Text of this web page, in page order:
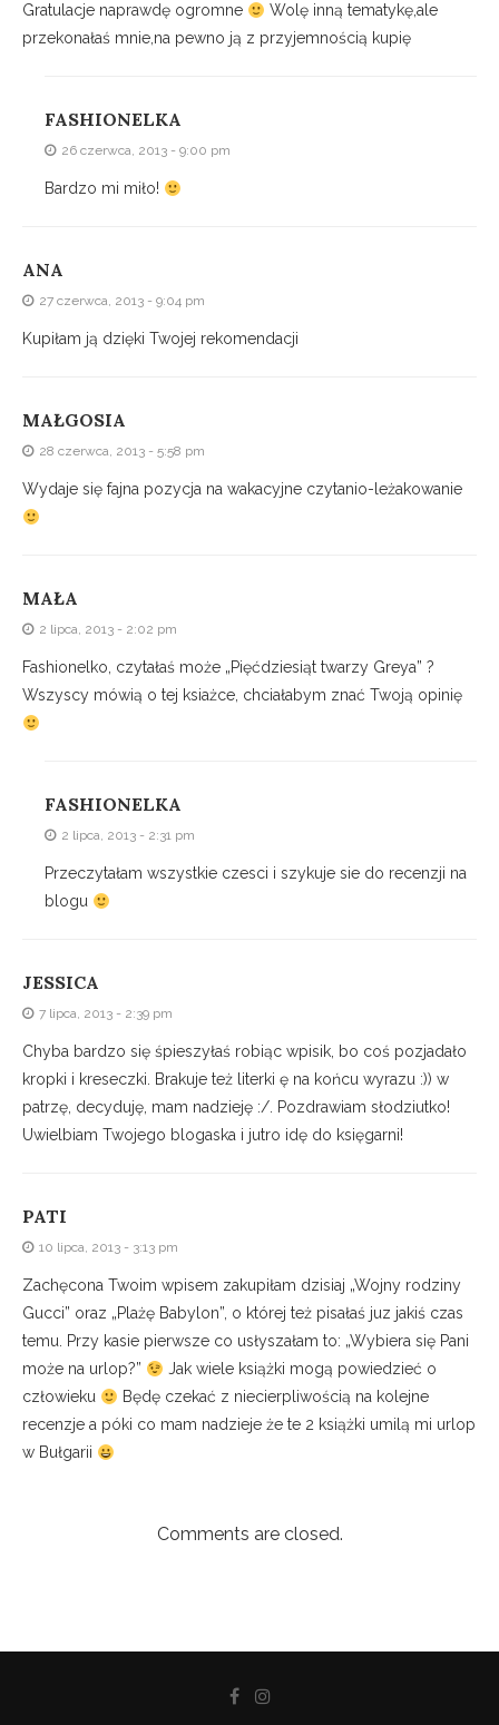
Gratulacje naprawdę ogromne
Wolę inną tematykę,ale
przekonałaś mnie,na pewno ją z przyjemnością kupię
FASHIONELKA
26 czerwca, 2013 - 9:00 pm
Bardzo mi miło!
ANA
27 czerwca, 2013 - 9:04 pm
Kupiłam ją dzięki Twojej rekomendacji
MAŁGOSIA
28 czerwca, 2013 - 5:58 pm
Wydaje się fajna pozycja na wakacyjne czytanio-leżakowanie
MAŁA
2 lipca, 2013 - 2:02 pm
Fashionelko, czytałaś może „Pięćdziesiąt twarzy Greya” ?
Wszyscy mówią o tej ksiażce, chciałabym znać Twoją opinię
FASHIONELKA
2 lipca, 2013 - 2:31 pm
Przeczytałam wszystkie czesci i szykuje sie do recenzji na
blogu
JESSICA
7 lipca, 2013 - 2:39 pm
Chyba bardzo się śpieszyłaś robiąc wpisik, bo coś pozjadało
kropki i kreseczki. Brakuje też literki ę na końcu wyrazu :)) w
patrzę, decyduję, mam nadzieję :/. Pozdrawiam słodziutko!
Uwielbiam Twojego blogaska i jutro idę do księgarni!
PATI
10 lipca, 2013 - 3:13 pm
Zachęcona Twoim wpisem zakupiłam dzisiaj „Wojny rodziny
Gucci” oraz „Plażę Babylon”, o której też pisałaś juz jakiś czas
temu. Przy kasie pierwsze co usłyszałam to: „Wybiera się Pani
może na urlop?”
Jak wiele książki mogą powiedzieć o
człowieku
Będę czekać z niecierpliwością na kolejne
recenzje a póki co mam nadzieje że te 2 książki umilą mi urlop
w Bułgarii
Comments are closed.